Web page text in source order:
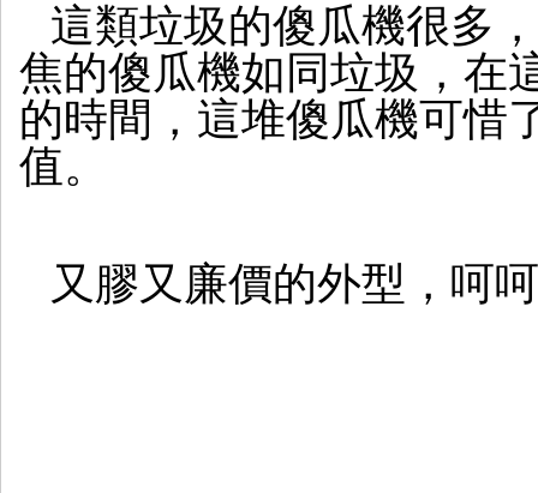
這類垃圾的傻瓜機很多
焦的傻瓜機如同垃圾，在
的時間，這堆傻瓜機可惜
值。
又膠又廉價的外型，呵